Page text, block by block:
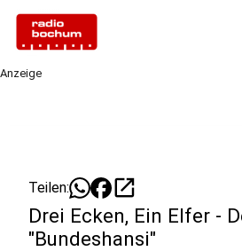
Anzeige
Teilen: open_in_new
Drei Ecken, Ein Elfer -
"Bundeshansi"